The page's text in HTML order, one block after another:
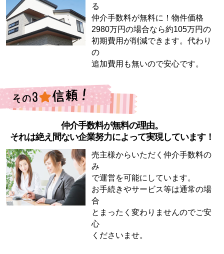
る
仲介手数料が無料に！物件価格
2980万円の場合なら約105万円の
初期費用が削減できます。代わり
の
追加費用も無いので安心です。
仲介手数料が無料の理由。
それは絶え間ない企業努力によって実現しています！
売主様からいただく仲介手数料の
み
で運営を可能にしています。
お手続きやサービス等は通常の場
合
とまったく変わりませんのでご安
心
くださいませ。